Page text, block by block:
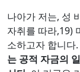
나아가 저는, 성
자취를 따라,19)
소하고자 합니다
는 공적 자금의